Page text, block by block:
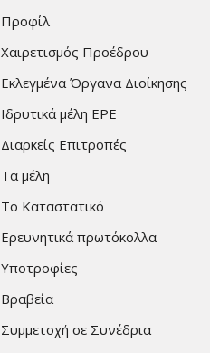
Προφίλ
Χαιρετισμός Προέδρου
Εκλεγμένα Όργανα Διοίκησης
Ιδρυτικά μέλη ΕΡΕ
Διαρκείς Επιτροπές
Τα μέλη
Το Καταστατικό
Ερευνητικά πρωτόκολλα
Υποτροφίες
Βραβεία
Συμμετοχή σε Συνέδρια